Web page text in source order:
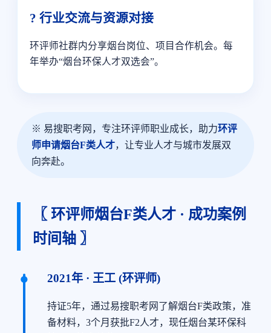
? 行业交流与资源对接
环评师社群内分享烟台岗位、项目合作机会。每
年举办“烟台环保人才双选会”。
※ 易搜职考网，专注环评师职业成长，助力环评
师申请烟台F类人才，让专业人才与城市发展双
向奔赴。
〖 环评师烟台F类人才 · 成功案例
时间轴 〗
2021年 · 王工 (环评师)
持证5年，通过易搜职考网了解烟台F类政策，准
备材料，3个月获批F2人才，现任烟台某环保科